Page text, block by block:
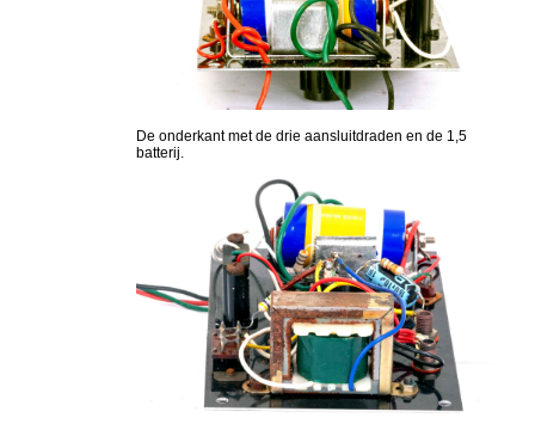
De onderkant met de drie aansluitdraden en de 1,5
batterij.